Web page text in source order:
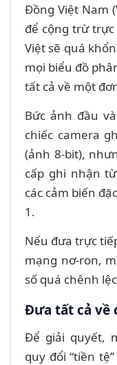
Đồng Việt Nam
để cộng trừ
Việt sẽ quá
mọi biểu đồ
tất cả về một
Bức ảnh đầu
chiếc camera
(ảnh 8-bit),
cấp ghi nhận
các cảm biến
1.
Nếu đưa trực
mạng nơ-ron,
số quá chênh
Đưa tất cả về
Để giải quyết,
quy đổi “tiền